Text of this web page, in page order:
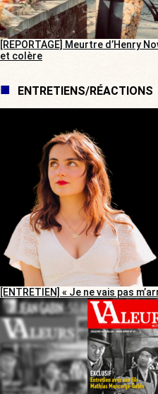
[REPORTAGE] Meurtre d’Henry
et colère
ENTRETIENS/RÉACTIONS
[ENTRETIEN] « Je ne vais pas